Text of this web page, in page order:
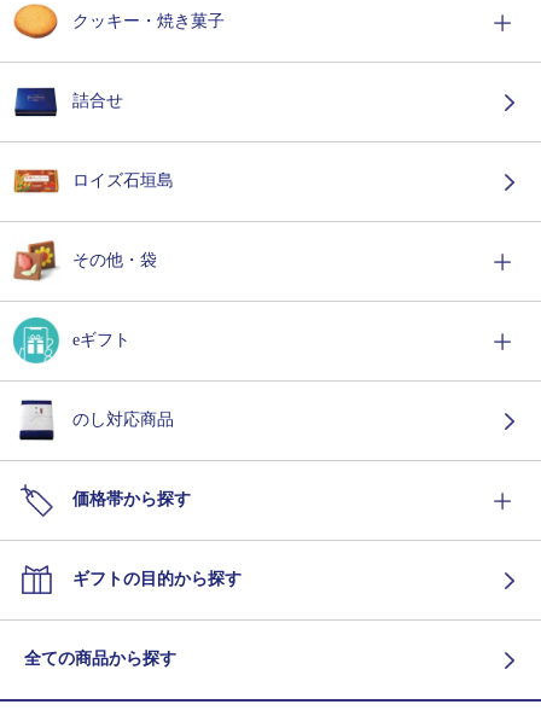
クッキー・焼き菓子
詰合せ
ロイズ石垣島
その他・袋
eギフト
のし対応商品
価格帯から探す
ギフトの目的から探す
全ての商品から探す